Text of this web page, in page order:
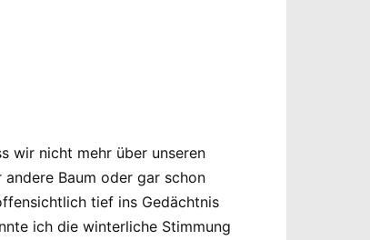
wir nicht mehr über unseren
Baum oder gar schon
tief ins Gedächtnis
ich die winterliche Stimmung